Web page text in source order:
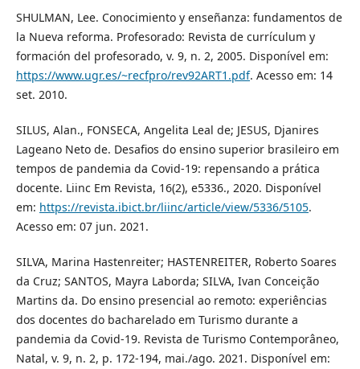
SHULMAN, Lee. Conocimiento y enseñanza: fundamentos de
la Nueva reforma. Profesorado: Revista de currículum y
formación del profesorado, v. 9, n. 2, 2005. Disponível em:
https://www.ugr.es/~recfpro/rev92ART1.pdf. Acesso em: 14
set. 2010.
SILUS, Alan., FONSECA, Angelita Leal de; JESUS, Djanires
Lageano Neto de. Desafios do ensino superior brasileiro em
tempos de pandemia da Covid-19: repensando a prática
docente. Liinc Em Revista, 16(2), e5336., 2020. Disponível
em: https://revista.ibict.br/liinc/article/view/5336/5105.
Acesso em: 07 jun. 2021.
SILVA, Marina Hastenreiter; HASTENREITER, Roberto Soares
da Cruz; SANTOS, Mayra Laborda; SILVA, Ivan Conceição
Martins da. Do ensino presencial ao remoto: experiências
dos docentes do bacharelado em Turismo durante a
pandemia da Covid-19. Revista de Turismo Contemporâneo,
Natal, v. 9, n. 2, p. 172-194, mai./ago. 2021. Disponível em: